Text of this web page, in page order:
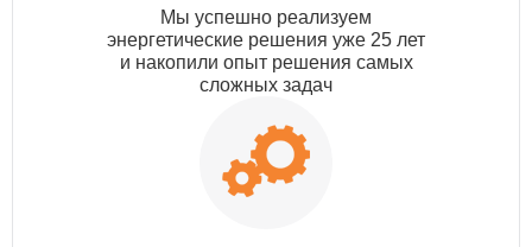
Мы успешно реализуем
энергетические решения уже 25 лет
и накопили опыт решения самых
сложных задач